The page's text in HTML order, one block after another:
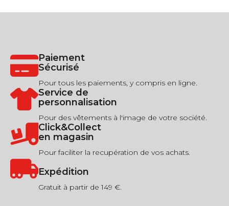
Paiement
Sécurisé
Pour tous les paiements, y compris en ligne.
Service de
personnalisation
Pour des vêtements à l'image de votre société.
Click&Collect
en magasin
Pour faciliter la recupération de vos achats.
Expédition
Gratuit à partir de 149 €.